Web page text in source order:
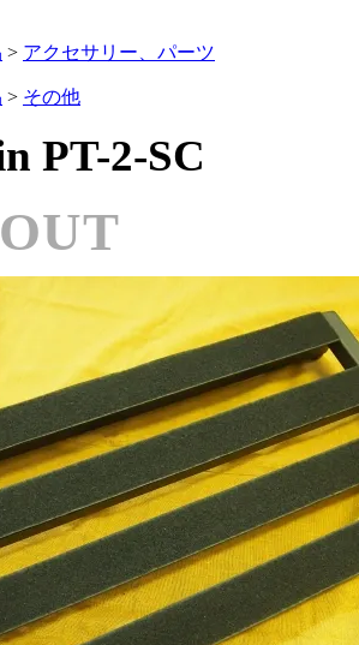
> アクセサリー、パーツ
> その他
PT-2-SC